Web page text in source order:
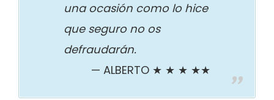
una ocasión como lo hice
que seguro no os
defraudarán.
ALBERTO ★ ★ ★ ★★